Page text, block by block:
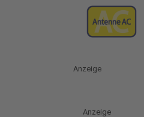
Anzeige
Anzeige